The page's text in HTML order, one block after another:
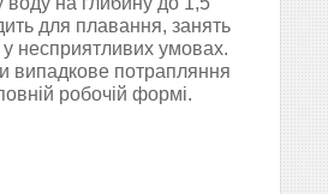
для плавання, занять
несприятливих умовах.
випадкове потрапляння
робочій формі.